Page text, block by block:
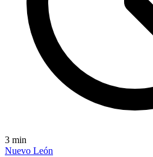
3 min
Nuevo León